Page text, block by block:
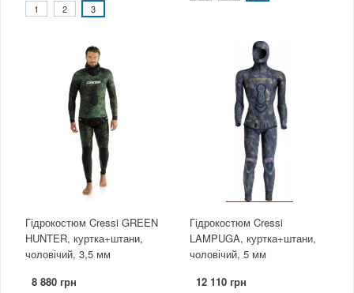
1 2 3
Гідрокостюм Cressi GREEN
HUNTER, куртка+штани,
чоловічий, 3,5 мм
8 880 грн
Гідрокостюм Cressi
LAMPUGA, куртка+штани,
чоловічий, 5 мм
12 110 грн